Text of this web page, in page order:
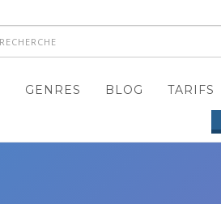
GENRES BLOG TARIFS